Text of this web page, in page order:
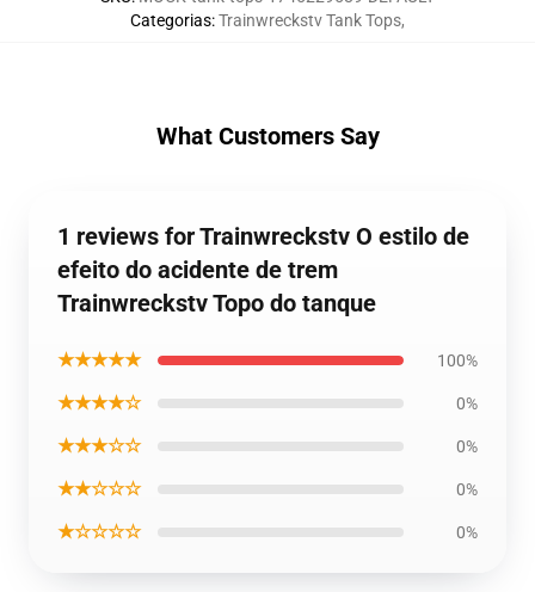
Categorias:Trainwreckstv Tank Tops,
What Customers Say
1 reviews for Trainwreckstv O estilo de
efeito do acidente de trem
Trainwreckstv Topo do tanque
★★★★★ 100%
★★★★☆ 0%
★★★☆☆ 0%
★★☆☆☆ 0%
★☆☆☆☆ 0%